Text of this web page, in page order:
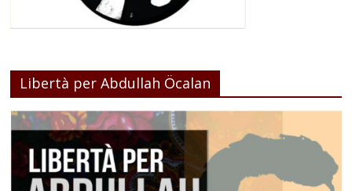
Libertà per Abdullah Öcalan